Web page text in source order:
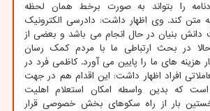
را بتواند به صورت برخط همان لحظه
به متن کند. وی اظهار داشت: دادرسی الکترونیک
بنیان در حال انجام می باشد و بعضی از
در بحث ارتباطی ما با مردم کمک رسان
هزینه های ما را پایین می آورد. کاظمی فرد در
افراد اظهار داشت: این اقدام هم در جهت
که بدین واسطه امکان استعلام اهلیت
بار از راه سکوهای بخش خصوصی قرار